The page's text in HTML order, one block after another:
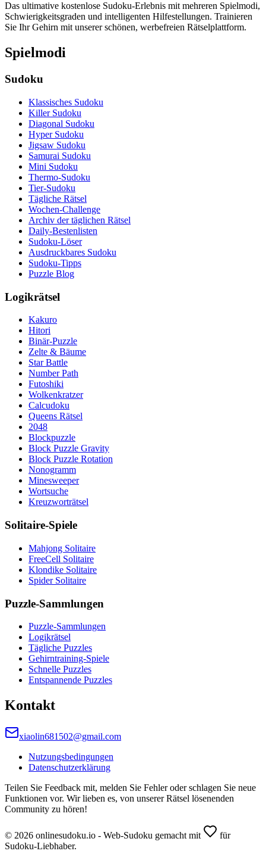
Das ultimative kostenlose Sudoku-Erlebnis mit mehreren Spielmodi,
Schwierigkeitsgraden und intelligenten Hilfestellungen. Trainieren
Sie Ihr Gehirn mit unserer schönen, werbefreien Rätselplattform.
Spielmodi
Sudoku
Klassisches Sudoku
Killer Sudoku
Diagonal Sudoku
Hyper Sudoku
Jigsaw Sudoku
Samurai Sudoku
Mini Sudoku
Thermo-Sudoku
Tier-Sudoku
Tägliche Rätsel
Wochen-Challenge
Archiv der täglichen Rätsel
Daily-Bestenlisten
Sudoku-Löser
Ausdruckbares Sudoku
Sudoku-Tipps
Puzzle Blog
Logikrätsel
Kakuro
Hitori
Binär-Puzzle
Zelte & Bäume
Star Battle
Number Path
Futoshiki
Wolkenkratzer
Calcudoku
Queens Rätsel
2048
Blockpuzzle
Block Puzzle Gravity
Block Puzzle Rotation
Nonogramm
Minesweeper
Wortsuche
Kreuzworträtsel
Solitaire-Spiele
Mahjong Solitaire
FreeCell Solitaire
Klondike Solitaire
Spider Solitaire
Puzzle-Sammlungen
Puzzle-Sammlungen
Logikrätsel
Tägliche Puzzles
Gehirntraining-Spiele
Schnelle Puzzles
Entspannende Puzzles
Kontakt
xiaolin681502@gmail.com
Nutzungsbedingungen
Datenschutzerklärung
Teilen Sie Feedback mit, melden Sie Fehler oder schlagen Sie neue
Funktionen vor. Wir lieben es, von unserer Rätsel lösenenden
Community zu hören!
© 2026 onlinesudoku.io - Web-Sudoku gemacht mit
für
Sudoku-Liebhaber.